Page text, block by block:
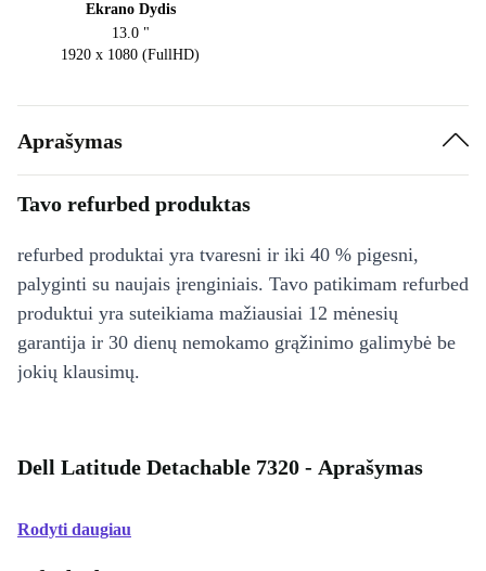
Ekrano Dydis
13.0 "
1920 x 1080 (FullHD)
Aprašymas
Tavo refurbed produktas
refurbed produktai yra tvaresni ir iki 40 % pigesni,
palyginti su naujais įrenginiais. Tavo patikimam refurbed
produktui yra suteikiama mažiausiai 12 mėnesių
garantija ir 30 dienų nemokamo grąžinimo galimybė be
jokių klausimų.
Dell Latitude Detachable 7320 - Aprašymas
Rodyti daugiau